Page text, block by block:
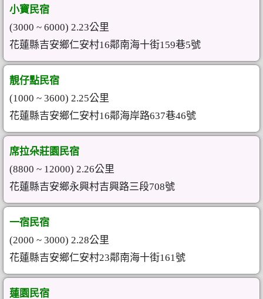
小寶民宿
(3000 ~ 6000) 2.23公里
花蓮縣吉安鄉仁安村16鄰南海十街159巷5號
靚仔點民宿
(1000 ~ 3600) 2.25公里
花蓮縣吉安鄉仁安村16鄰海岸路637巷46號
席拉朵莊園民宿
(8800 ~ 12000) 2.26公里
花蓮縣吉安鄉永興村吉興路三段708號
一宿民宿
(2000 ~ 3000) 2.28公里
花蓮縣吉安鄉仁安村23鄰南海十街161號
蓮園民宿